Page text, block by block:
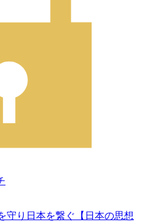
守り日本を繋ぐ【日本の思想